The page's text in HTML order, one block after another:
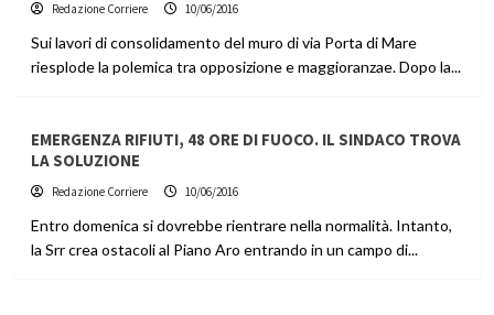
Redazione Corriere 10/06/2016
Sui lavori di consolidamento del muro di via Porta di Mare
riesplode la polemica tra opposizione e maggioranzae. Dopo la...
EMERGENZA RIFIUTI, 48 ORE DI FUOCO. IL SINDACO TROVA
LA SOLUZIONE
Redazione Corriere 10/06/2016
Entro domenica si dovrebbe rientrare nella normalità. Intanto,
la Srr crea ostacoli al Piano Aro entrando in un campo di...